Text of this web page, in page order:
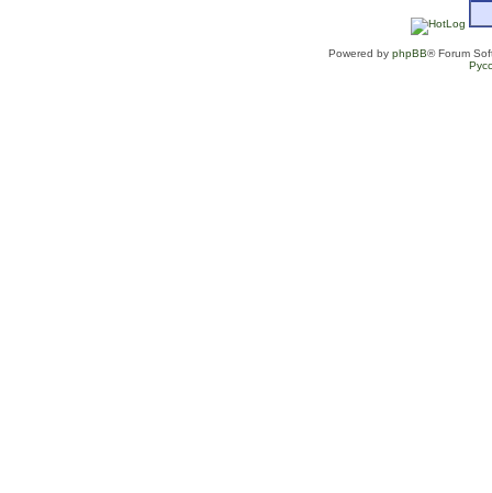
Powered by phpBB® Forum